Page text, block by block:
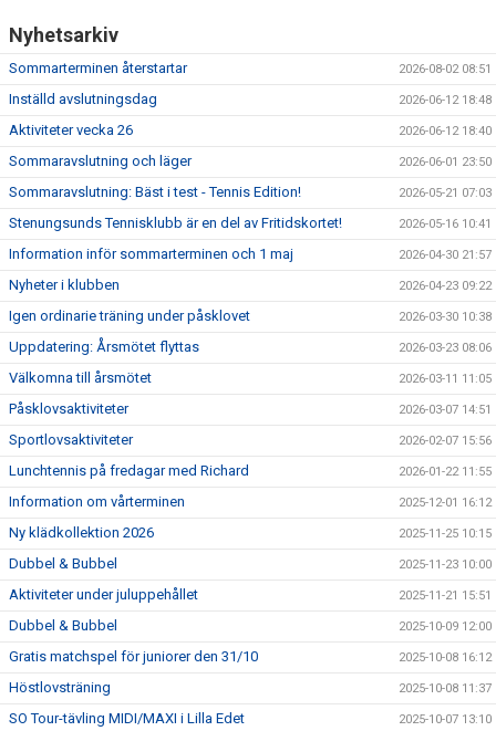
Nyhetsarkiv
Sommarterminen återstartar 2026-08-02 08:51
Inställd avslutningsdag 2026-06-12 18:48
Aktiviteter vecka 26 2026-06-12 18:40
Sommaravslutning och läger 2026-06-01 23:50
Sommaravslutning: Bäst i test - Tennis Edition! 2026-05-21 07:03
Stenungsunds Tennisklubb är en del av Fritidskortet! 2026-05-16 10:41
Information inför sommarterminen och 1 maj 2026-04-30 21:57
Nyheter i klubben 2026-04-23 09:22
Igen ordinarie träning under påsklovet 2026-03-30 10:38
Uppdatering: Årsmötet flyttas 2026-03-23 08:06
Välkomna till årsmötet 2026-03-11 11:05
Påsklovsaktiviteter 2026-03-07 14:51
Sportlovsaktiviteter 2026-02-07 15:56
Lunchtennis på fredagar med Richard 2026-01-22 11:55
Information om vårterminen 2025-12-01 16:12
Ny klädkollektion 2026 2025-11-25 10:15
Dubbel & Bubbel 2025-11-23 10:00
Aktiviteter under juluppehållet 2025-11-21 15:51
Dubbel & Bubbel 2025-10-09 12:00
Gratis matchspel för juniorer den 31/10 2025-10-08 16:12
Höstlovsträning 2025-10-08 11:37
SO Tour-tävling MIDI/MAXI i Lilla Edet 2025-10-07 13:10